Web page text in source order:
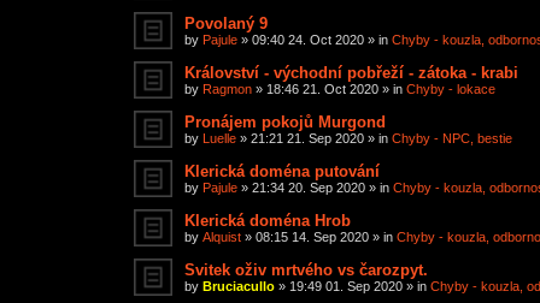
Povolaný 9
by Pajule » 09:40 24. Oct 2020 » in Chyby - kouzla,
Království - východní pobřeží - zátoka - krabi
by Ragmon » 18:46 21. Oct 2020 » in Chyby - lokace
Pronájem pokojů Murgond
by Luelle » 21:21 21. Sep 2020 » in Chyby - NPC, bestie
Klerická doména putování
by Pajule » 21:34 20. Sep 2020 » in Chyby - kouzla,
Klerická doména Hrob
by Alquist » 08:15 14. Sep 2020 » in Chyby - kouzla,
Svitek oživ mrtvého vs čarozpyt.
by Bruciacullo » 19:49 01. Sep 2020 » in Chyby - kouzla,